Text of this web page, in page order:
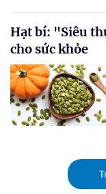
Hạt bí: "Siêu
cho sức khỏe